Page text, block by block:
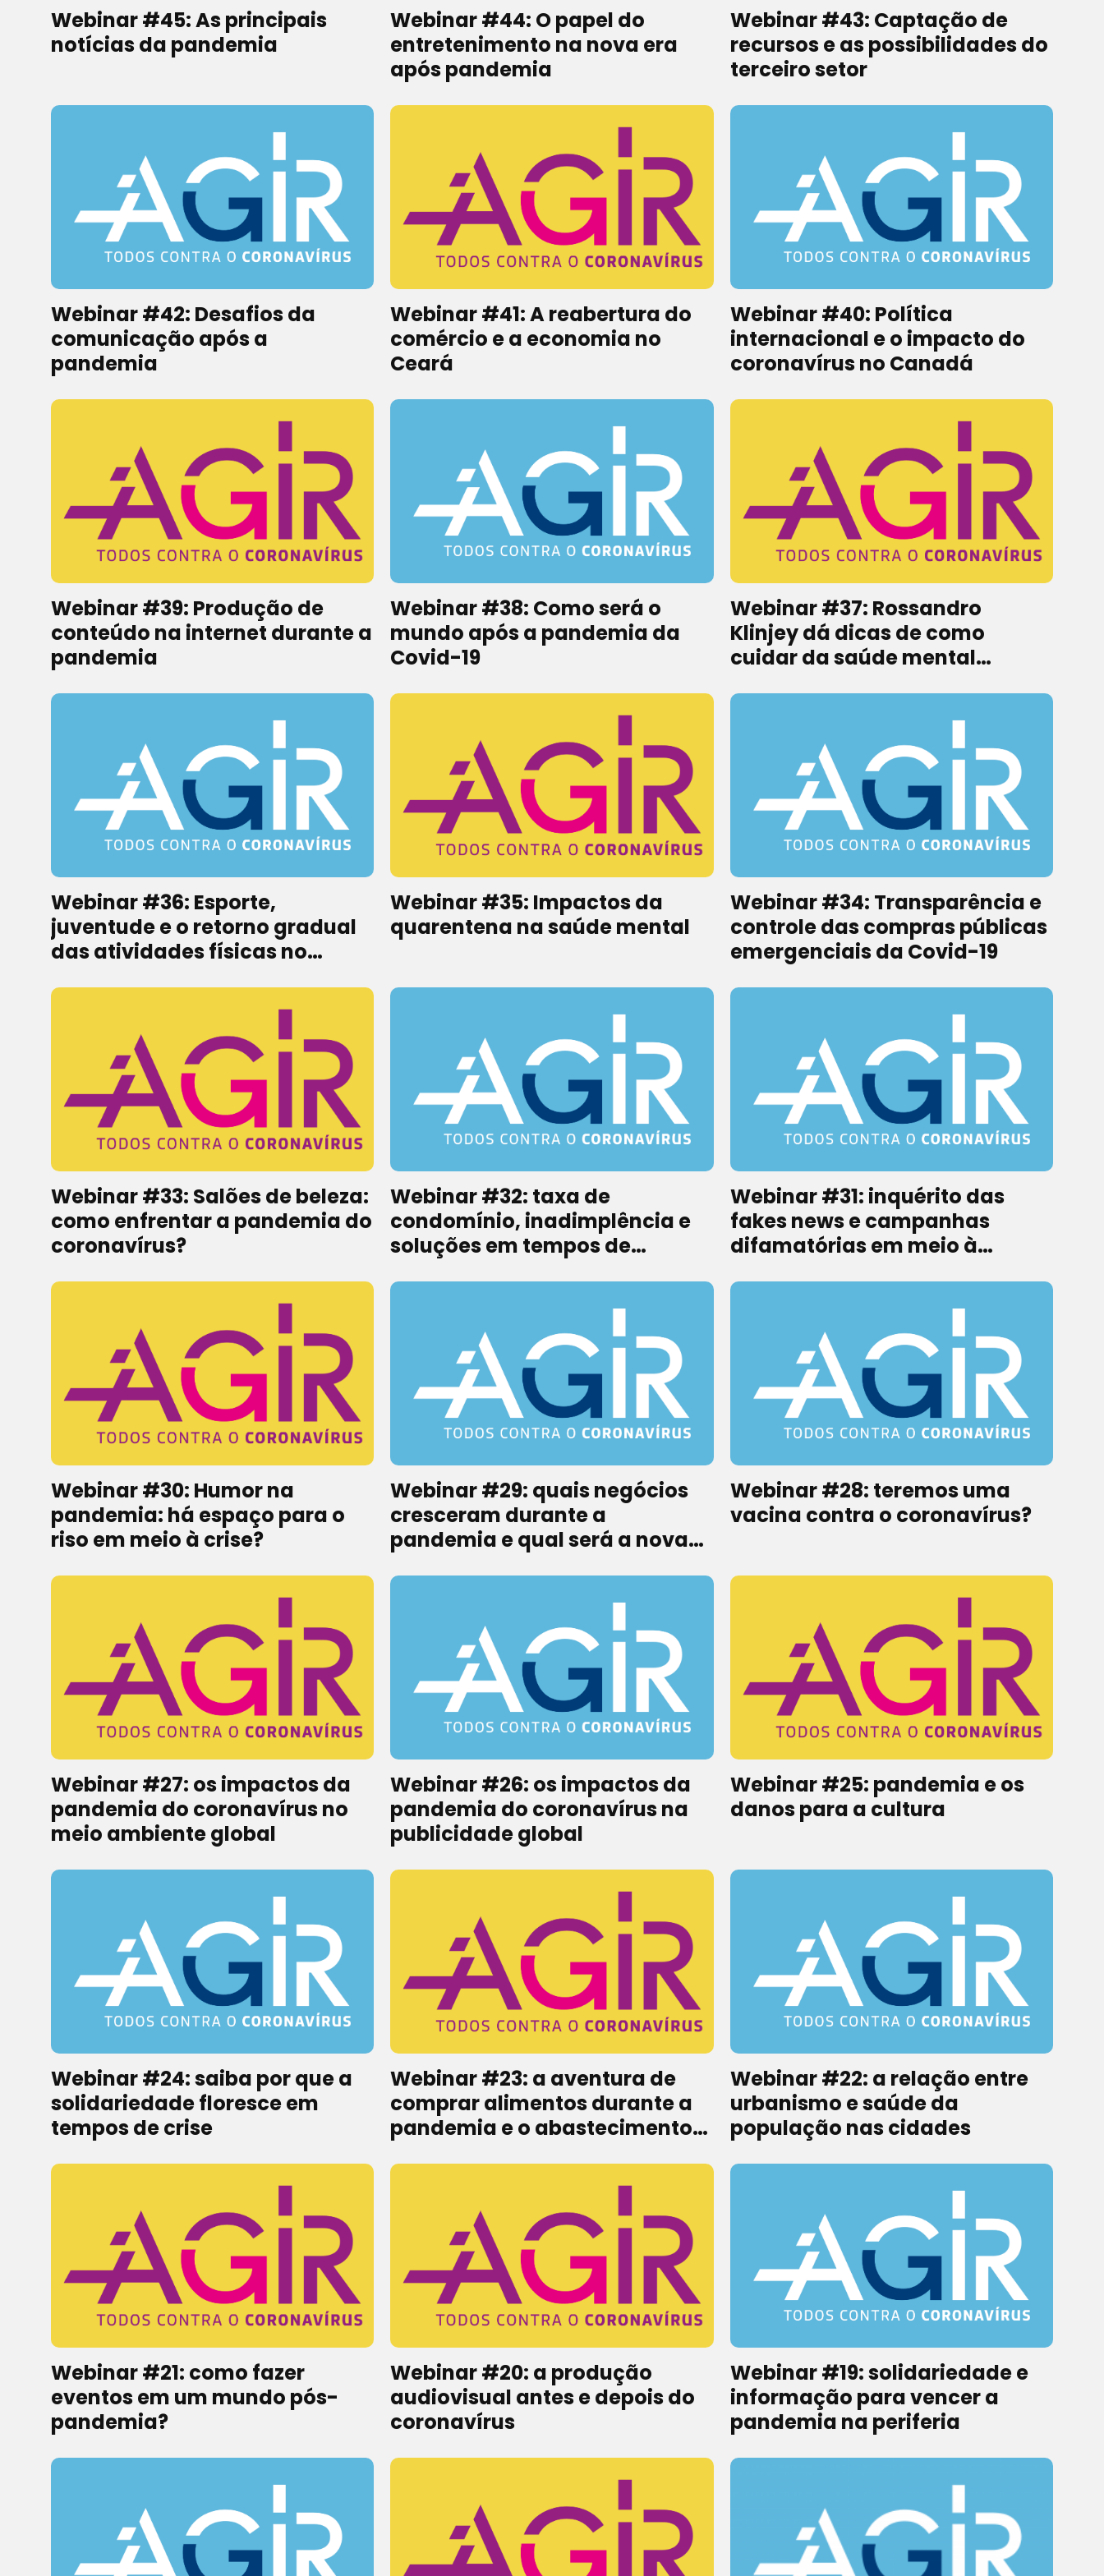
Webinar #45: As principais
notícias da pandemia
Webinar #44: O papel do
entretenimento na nova era
após pandemia
Webinar #43: Captação de
recursos e as possibilidades do
terceiro setor
Webinar #42: Desafios da
comunicação após a
pandemia
Webinar #41: A reabertura do
comércio e a economia no
Ceará
Webinar #40: Política
internacional e o impacto do
coronavírus no Canadá
Webinar #39: Produção de
conteúdo na internet durante a
pandemia
Webinar #38: Como será o
mundo após a pandemia da
Covid-19
Webinar #37: Rossandro
Klinjey dá dicas de como
cuidar da saúde mental
Webinar #36: Esporte,
juventude e o retorno gradual
das atividades físicas no
Webinar #35: Impactos da
quarentena na saúde mental
Webinar #34: Transparência e
controle das compras públicas
emergenciais da Covid-19
Webinar #33: Salões de beleza:
como enfrentar a pandemia do
coronavírus?
Webinar #32: taxa de
condomínio, inadimplência e
soluções em tempos de
Webinar #31: inquérito das
fakes news e campanhas
difamatórias em meio à
Webinar #30: Humor na
pandemia: há espaço para o
riso em meio à crise?
Webinar #29: quais negócios
cresceram durante a
pandemia e qual será a nova
Webinar #28: teremos uma
vacina contra o coronavírus?
Webinar #27: os impactos da
pandemia do coronavírus no
meio ambiente global
Webinar #26: os impactos da
pandemia do coronavírus na
publicidade global
Webinar #25: pandemia e os
danos para a cultura
Webinar #24: saiba por que a
solidariedade floresce em
tempos de crise
Webinar #23: a aventura de
comprar alimentos durante a
pandemia e o abastecimento
Webinar #22: a relação entre
urbanismo e saúde da
população nas cidades
Webinar #21: como fazer
eventos em um mundo pós-
pandemia?
Webinar #20: a produção
audiovisual antes e depois do
coronavírus
Webinar #19: solidariedade e
informação para vencer a
pandemia na periferia